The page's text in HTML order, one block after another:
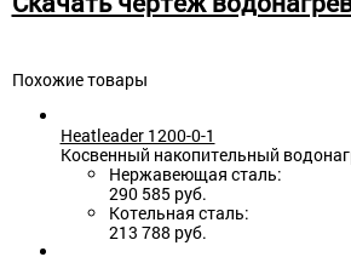
Похожие товары
Heatleader 1200-0-1
Косвенный накопительный
Нержавеющая сталь:
290 585 руб.
Котельная сталь:
213 788 руб.